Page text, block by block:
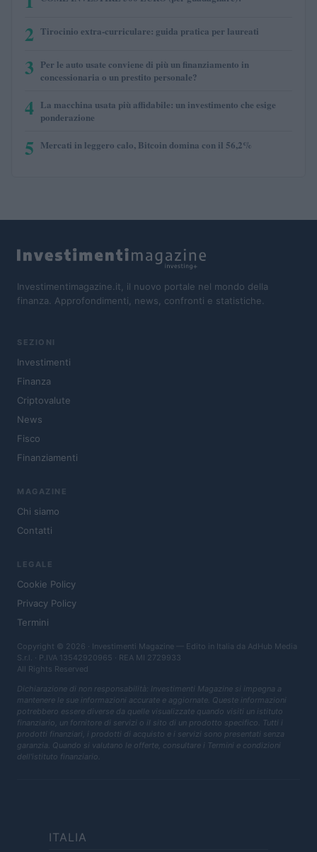
2 Tirocinio extra-curriculare: guida pratica per laureati
3 Per le auto usate conviene di più un finanziamento in
concessionaria o un prestito personale?
4 La macchina usata più affidabile: un investimento che esige
ponderazione
5 Mercati in leggero calo, Bitcoin domina con il 56,2%
Investimentimagazine.it, il nuovo portale nel mondo della
finanza. Approfondimenti, news, confronti e statistiche.
SEZIONI
Investimenti
Finanza
Criptovalute
News
Fisco
Finanziamenti
MAGAZINE
Chi siamo
Contatti
LEGALE
Cookie Policy
Privacy Policy
Termini
Copyright © 2026 · Investimenti Magazine — Edito in Italia da AdHub Media
S.r.l. · P.IVA 13542920965 · REA MI 2729933
All Rights Reserved
Dichiarazione di non responsabilità: Investimenti Magazine si impegna a
mantenere le sue informazioni accurate e aggiornate. Queste informazioni
potrebbero essere diverse da quelle visualizzate quando visiti un istituto
finanziario, un fornitore di servizi o il sito di un prodotto specifico. Tutti i
prodotti finanziari, i prodotti di acquisto e i servizi sono presentati senza
garanzia. Quando si valutano le offerte, consultare i Termini e condizioni
dell'istituto finanziario.
ITALIA